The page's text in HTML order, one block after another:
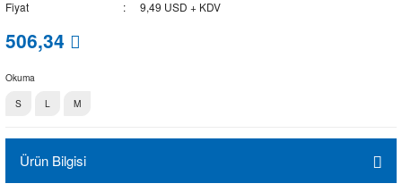
Fiyat
9,49 USD + KDV
506,34
Okuma
S
L M
Ürün Bilgisi